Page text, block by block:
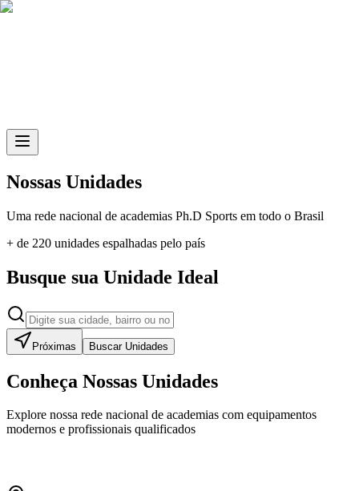
Nossas Unidades
Uma rede nacional de academias Ph.D Sports em todo o Brasil
+ de 220 unidades espalhadas pelo país
Busque sua Unidade Ideal
Próximas Buscar Unidades
Conheça Nossas Unidades
Explore nossa rede nacional de academias com equipamentos
modernos e profissionais qualificados